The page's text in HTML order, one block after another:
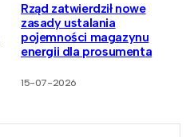
Rząd zatwierdził nowe
zasady ustalania
pojemności magazynu
energii dla prosumenta
15-07-2026